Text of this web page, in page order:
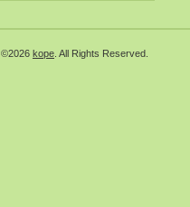
©2026 kope . All Rights Reserved.